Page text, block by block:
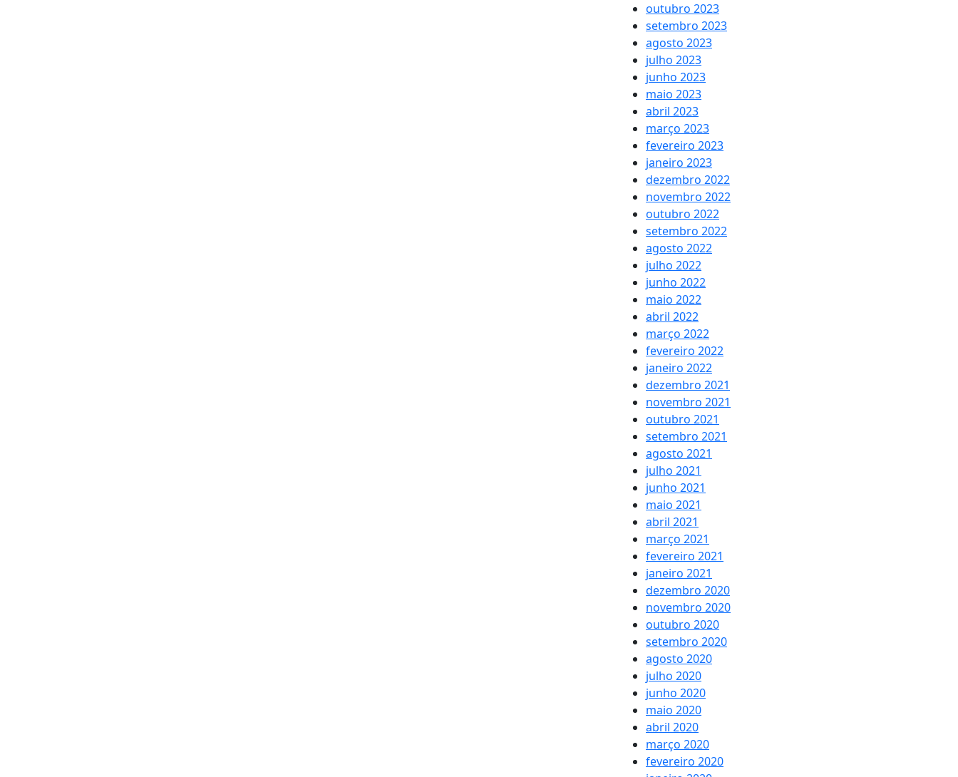
outubro 2023
setembro 2023
agosto 2023
julho 2023
junho 2023
maio 2023
abril 2023
março 2023
fevereiro 2023
janeiro 2023
dezembro 2022
novembro 2022
outubro 2022
setembro 2022
agosto 2022
julho 2022
junho 2022
maio 2022
abril 2022
março 2022
fevereiro 2022
janeiro 2022
dezembro 2021
novembro 2021
outubro 2021
setembro 2021
agosto 2021
julho 2021
junho 2021
maio 2021
abril 2021
março 2021
fevereiro 2021
janeiro 2021
dezembro 2020
novembro 2020
outubro 2020
setembro 2020
agosto 2020
julho 2020
junho 2020
maio 2020
abril 2020
março 2020
fevereiro 2020